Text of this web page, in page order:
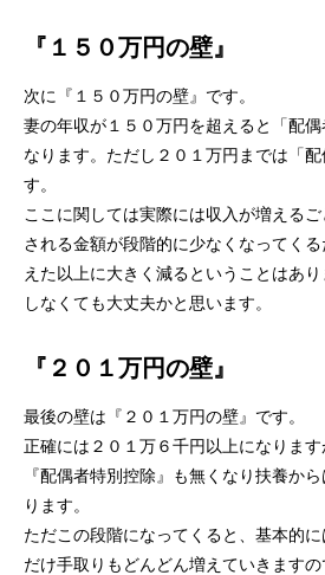
『１５０万円の壁』
次に『１５０万円の壁』です。
妻の年収が１５０万円を超えると「配偶
なります。ただし２０１万円までは「
す。
ここに関しては実際には収入が増える
される金額が段階的に少なくなってく
えた以上に大きく減るということはあ
しなくても大丈夫かと思います。
『２０１万円の壁』
最後の壁は『２０１万円の壁』です。
正確には２０１万６千円以上になりま
『配偶者特別控除』も無くなり扶養か
ります。
ただこの段階になってくると、基本的
だけ手取りもどんどん増えていきます